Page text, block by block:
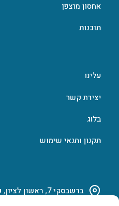
אחסון מוצפן
תוכנות
עלינו
יצירת קשר
בלוג
תקנון ותנאי שימוש
ברשבסקי 7, ראשון לציון, קומה 1